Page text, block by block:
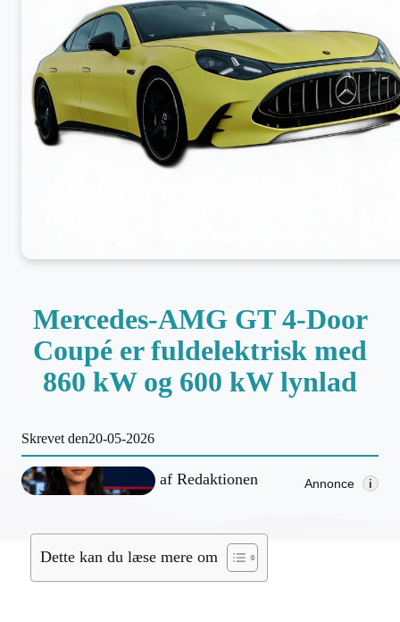
Mercedes-AMG GT 4-Door
Coupé er fuldelektrisk med
860 kW og 600 kW lynlad
Skrevet den20-05-2026
af Redaktionen Annonce i
Dette kan du læse mere om